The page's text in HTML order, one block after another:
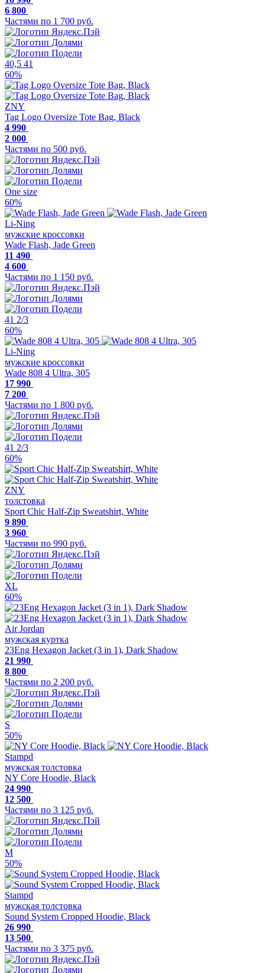
6 800
Частями по 1 700 руб.
40,5 41
60%
ZNY
Tag Logo Oversize Tote Bag, Black
4 990
2 000
Частями по 500 руб.
One size
60%
Li-Ning
мужские кроссовки
Wade Flash, Jade Green
11 490
4 600
Частями по 1 150 руб.
41 2/3
60%
Li-Ning
мужские кроссовки
Wade 808 4 Ultra, 305
17 990
7 200
Частями по 1 800 руб.
41 2/3
60%
ZNY
толстовка
Sport Chic Half-Zip Sweatshirt, White
9 890
3 960
Частями по 990 руб.
XL
60%
Air Jordan
мужская куртка
23Eng Hexagon Jacket (3 in 1), Dark Shadow
21 990
8 800
Частями по 2 200 руб.
S
50%
Stampd
мужская толстовка
NY Core Hoodie, Black
24 990
12 500
Частями по 3 125 руб.
M
50%
Stampd
мужская толстовка
Sound System Cropped Hoodie, Black
26 990
13 500
Частями по 3 375 руб.